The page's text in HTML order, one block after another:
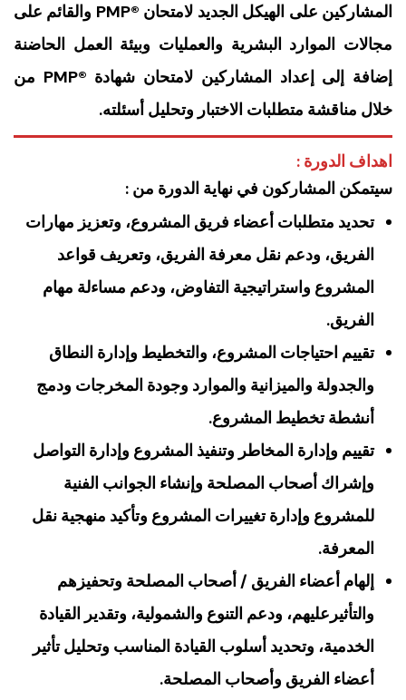
المشاركين على الهيكل الجديد لامتحان ®PMP والقائم على
مجالات الموارد البشرية والعمليات وبيئة العمل الحاضنة
إضافة إلى إعداد المشاركين لامتحان شهادة ®PMP من
خلال مناقشة متطلبات الاختبار وتحليل أسئلته.
اهداف الدورة :
سيتمكن المشاركون في نهاية الدورة من :
تحديد متطلبات أعضاء فريق المشروع، وتعزيز مهارات
الفريق، ودعم نقل معرفة الفريق، وتعريف قواعد
المشروع واستراتيجية التفاوض، ودعم مساءلة مهام
الفريق.
تقييم احتياجات المشروع، والتخطيط وإدارة النطاق
والجدولة والميزانية والموارد وجودة المخرجات ودمج
أنشطة تخطيط المشروع.
تقييم وإدارة المخاطر وتنفيذ المشروع وإدارة التواصل
وإشراك أصحاب المصلحة وإنشاء الجوانب الفنية
للمشروع وإدارة تغييرات المشروع وتأكيد منهجية نقل
المعرفة.
إلهام أعضاء الفريق / أصحاب المصلحة وتحفيزهم
والتأثيرعليهم، ودعم التنوع والشمولية، وتقدير القيادة
الخدمية، وتحديد أسلوب القيادة المناسب وتحليل تأثير
أعضاء الفريق وأصحاب المصلحة.